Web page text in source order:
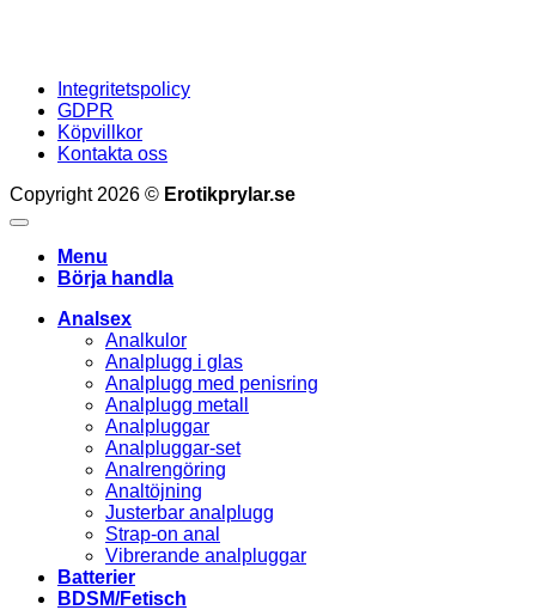
Integritetspolicy
GDPR
Köpvillkor
Kontakta oss
Copyright 2026 © Erotikprylar.se
Menu
Börja handla
Analsex
Analkulor
Analplugg i glas
Analplugg med penisring
Analplugg metall
Analpluggar
Analpluggar-set
Analrengöring
Analtöjning
Justerbar analplugg
Strap-on anal
Vibrerande analpluggar
Batterier
BDSM/Fetisch